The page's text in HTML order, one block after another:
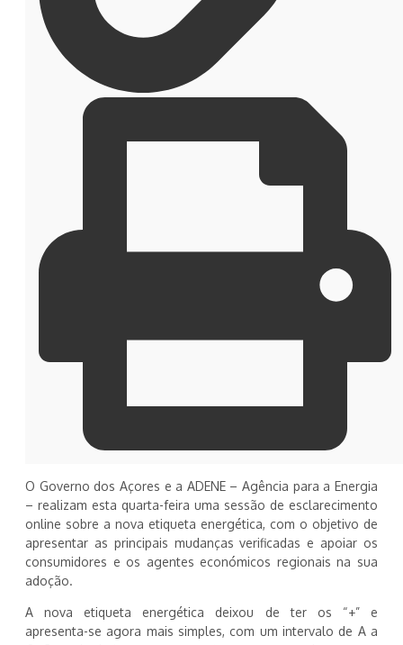
O Governo dos Açores e a ADENE – Agência para a Energia
– realizam esta quarta-feira uma sessão de esclarecimento
online sobre a nova etiqueta energética, com o objetivo de
apresentar as principais mudanças verificadas e apoiar os
consumidores e os agentes económicos regionais na sua
adoção.
A nova etiqueta energética deixou de ter os “+” e
apresenta-se agora mais simples, com um intervalo de A a